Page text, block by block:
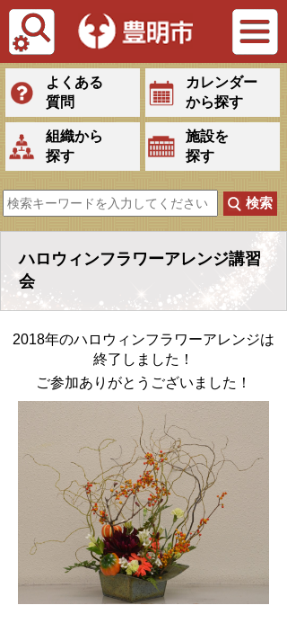
Tiếng Việt
よくある
質問
カレンダー
から探す
組織から
探す
施設を
探す
ハロウィンフラワーアレンジ講習
会
2018年のハロウィンフラワーアレンジは
終了しました！
ご参加ありがとうございました！